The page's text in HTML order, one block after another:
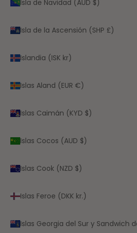
Isla de Navidad (AUD $)
Isla de la Ascensión (SHP £)
Islandia (ISK kr)
Islas Aland (EUR €)
Islas Caimán (KYD $)
Islas Cocos (AUD $)
Islas Cook (NZD $)
Islas Feroe (DKK kr.)
Islas Georgia del Sur y Sandwich